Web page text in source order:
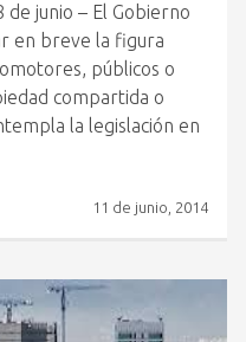
de junio – El Gobierno
en breve la figura
públicos o
compartida o
la legislación en
11 de junio, 2014